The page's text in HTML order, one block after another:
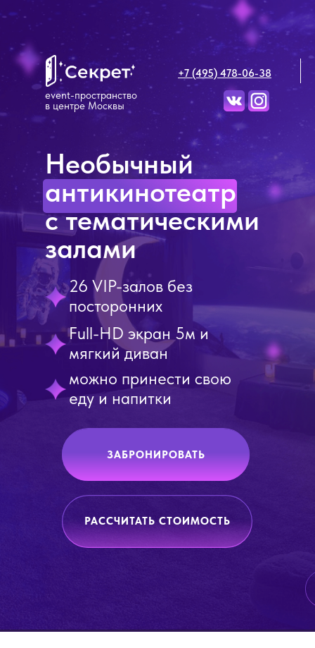
Необычный
антикинотеатр
с тематическими
залами
РАССЧИТАТЬ СТОИМОСТЬ
ЗАБРОНИРОВАТЬ
Full-HD экран 5м и
мягкий диван
26 VIP-залов без
посторонних
можно принести свою
еду и напитки
event-пространство
в центре Москвы
+7 (495) 478-06-38